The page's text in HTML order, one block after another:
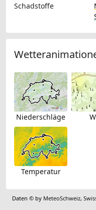
Schadstoffe
Niederschläge
Temperatur
Daten © by MeteoSchweiz,